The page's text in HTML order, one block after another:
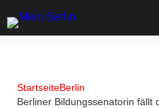
StartseiteBerlin
Berliner Bildungssenatorin fällt